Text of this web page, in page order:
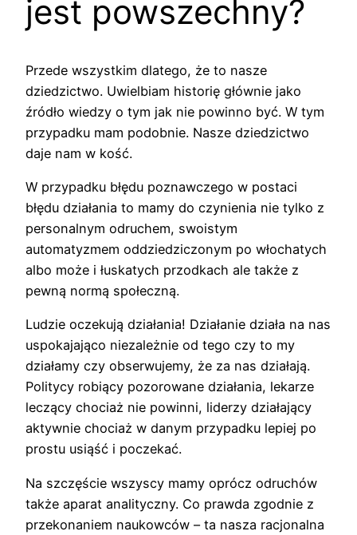
jest powszechny?
Przede wszystkim dlatego, że to nasze
dziedzictwo. Uwielbiam historię głównie jako
źródło wiedzy o tym jak nie powinno być. W tym
przypadku mam podobnie. Nasze dziedzictwo
daje nam w kość.
W przypadku błędu poznawczego w postaci
błędu działania to mamy do czynienia nie tylko z
personalnym odruchem, swoistym
automatyzmem oddziedziczonym po włochatych
albo może i łuskatych przodkach ale także z
pewną normą społeczną.
Ludzie oczekują działania! Działanie działa na nas
uspokajająco niezależnie od tego czy to my
działamy czy obserwujemy, że za nas działają.
Politycy robiący pozorowane działania, lekarze
leczący chociaż nie powinni, liderzy działający
aktywnie chociaż w danym przypadku lepiej po
prostu usiąść i poczekać.
Na szczęście wszyscy mamy oprócz odruchów
także aparat analityczny. Co prawda zgodnie z
przekonaniem naukowców – ta nasza racjonalna